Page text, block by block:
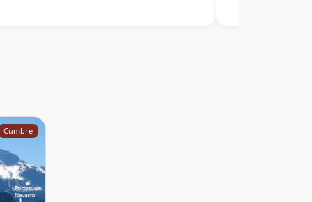
por lo que, este cerro fronterizo le hace
Cumbre